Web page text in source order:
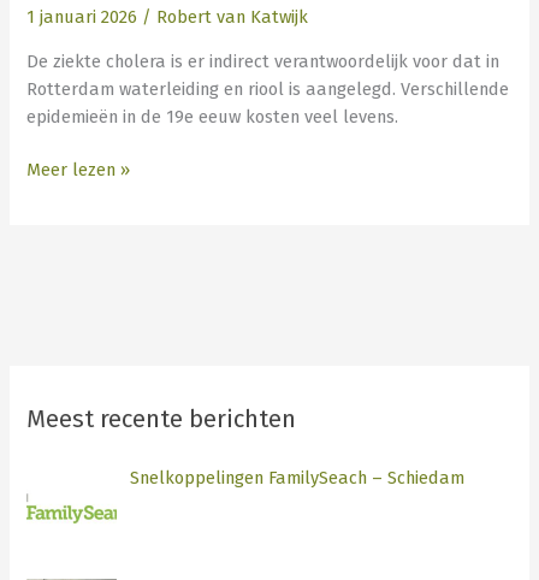
1 januari 2026 / Robert van Katwijk
De ziekte cholera is er indirect verantwoordelijk voor dat in
Rotterdam waterleiding en riool is aangelegd. Verschillende
epidemieën in de 19e eeuw kosten veel levens.
Meer lezen »
Meest recente berichten
Snelkoppelingen FamilySeach – Schiedam